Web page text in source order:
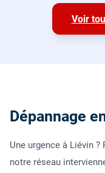
Voir
Dépannage
Une urgence à Liévin
notre réseau